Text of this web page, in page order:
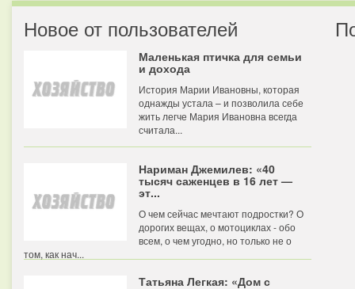
Новое от пользователей
Маленькая птичка для семьи
и дохода
История Марии Ивановны, которая
однажды устала – и позволила себе
жить легче Мария Ивановна всегда
считала...
Нариман Джемилев: «40
тысяч саженцев в 16 лет —
эт...
О чем сейчас мечтают подростки? О
дорогих вещах, о мотоциклах - обо
всем, о чем угодно, но только не о
том, как нач...
Татьяна Легкая: «Дом с